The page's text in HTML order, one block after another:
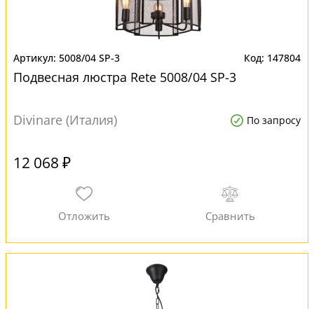
5008/04 SP-3 147804
Подвесная люстра Rete 5008/04 SP-3
Divinare (Италия) По запросу
12 068 ₽